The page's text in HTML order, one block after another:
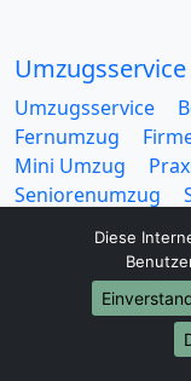
Umzugsservice
Umzugsservice
Fernumzug
Mini Umzug
Seniorenumzug
Möbellift
Diese